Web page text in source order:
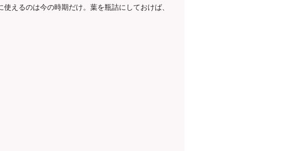
えるのは今の時期だけ。葉を瓶詰にしておけば、